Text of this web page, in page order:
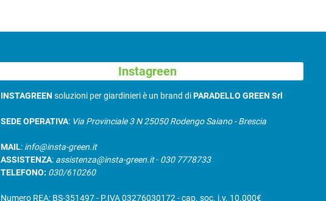
Instagreen
INSTAGREENsoluzioni per giardinieri è un brand diPARADELLO GREEN Srl
SEDE OPERATIVA: Via Provinciale 3 N 25050 Rodengo Saiano - Brescia
MAIL: info@insta-green.it
ASSISTENZA: assistenza@insta-green.it- 030 7778733
TELEFONO: 030/610260
Numero REA: BS-351497 - P.IVA 03276030172 - cap. soc. i.v. 10.000€